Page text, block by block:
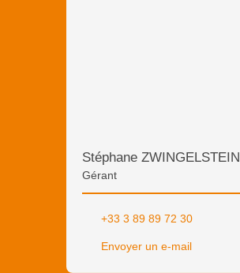
Stéphane ZWINGELSTEIN
Gérant
+33 3 89 89 72 30
Envoyer un e-mail